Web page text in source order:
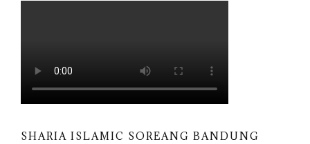
SHARIA ISLAMIC SOREANG BANDUNG